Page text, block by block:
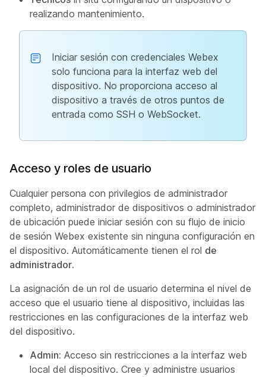
realizando mantenimiento.
Iniciar sesión con credenciales Webex
solo funciona para la interfaz web del
dispositivo. No proporciona acceso al
dispositivo a través de otros puntos de
entrada como SSH o WebSocket.
Acceso y roles de usuario
Cualquier persona con privilegios de administrador
completo, administrador de dispositivos o administrador
de ubicación puede iniciar sesión con su flujo de inicio
de sesión Webex existente sin ninguna configuración en
el dispositivo. Automáticamente tienen el rol de
administrador.
La asignación de un rol de usuario determina el nivel de
acceso que el usuario tiene al dispositivo, incluidas las
restricciones en las configuraciones de la interfaz web
del dispositivo.
Admin: Acceso sin restricciones a la interfaz web
local del dispositivo. Cree y administre usuarios